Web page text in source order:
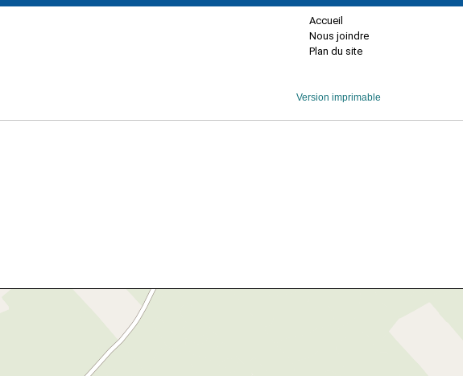
Accueil
Nous joindre
Plan du site
Version imprimable